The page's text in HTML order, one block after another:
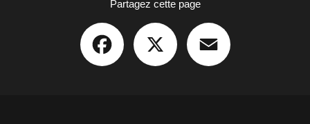
Partagez cette page
Facebook